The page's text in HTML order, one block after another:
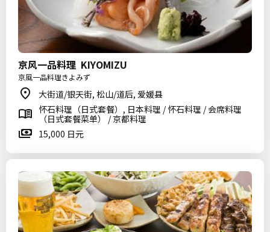
京风一品料理 KIYOMIZU
京風一品料理きよみず
大街道/银天街, 松山/道后, 爱媛县
怀石料理（日式套餐）, 日本料理 / 怀石料理 / 会席料理
（日式套餐菜单） / 京都料理
15,000 日元